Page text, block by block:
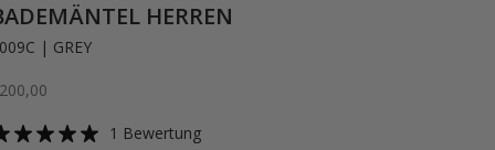
HERREN
| GREY
1 Bewertung